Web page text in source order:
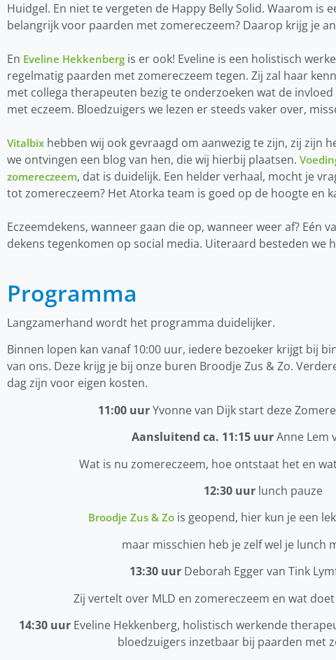
Huidgel. En niet te vergeten de Happy Belly Solid. Waarom is
belangrijk voor paarden met zomereczeem? Daarop krijg je
En Eveline Hekkenberg is er ook! Eveline is een holistisch
regelmatig paarden met zomereczeem tegen. Zij zal haar
met collega therapeuten bezig te onderzoeken wat de
met eczeem. Bloedzuigers we lezen er steeds vaker over,
Vitalbix hebben wij ook gevraagd om aanwezig te zijn, zij zijn
we ontvingen een blog van hen, die wij hierbij plaatsen.
zomereczeem, dat is duidelijk. Een helder verhaal, mocht je
tot zomereczeem? Het Atorka team is goed op de hoogte en
Eczeemdekens, wanneer gaan die op, wanneer weer af? Eén
dekens tegenkomen op social media. Uiteraard besteden we
Programma
Langzamerhand wordt het programma duidelijker.
Binnen lopen kan vanaf 10:00 uur, iedere bezoeker krijgt bij
van ons. Deze krijg je bij onze buren Broodje Zus & Zo.
dag zijn voor eigen kosten.
11:00 uurYvonne van Dijk start deze
Aansluitend ca. 11:15 uurAnne Lem
Wat is nu zomereczeem, hoe ontstaat het en
12:30 uur lunch pauze
Broodje Zus & Zois geopend, hier kun je een
maar misschien heb je zelf wel je lunch
13:30 uur Deborah Egger van Tink
Zij vertelt over MLD en zomereczeem en wat
14:30 uurEveline Hekkenberg, holistisch werkende
bloedzuigers inzetbaar bij paarden met